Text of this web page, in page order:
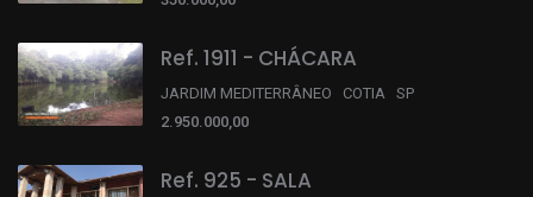
Ref. 1911 - CHÁCARA
JARDIM MEDITERRÂNEO COTIA SP
2.950.000,00
Ref. 925 - SALA